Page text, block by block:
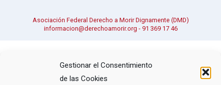
Gestionar el Consentimiento
de las Cookies
Asociación Federal Derecho a Morir Dignamente (DMD)
informacion@derechoamorir.org - 91 369 17 46